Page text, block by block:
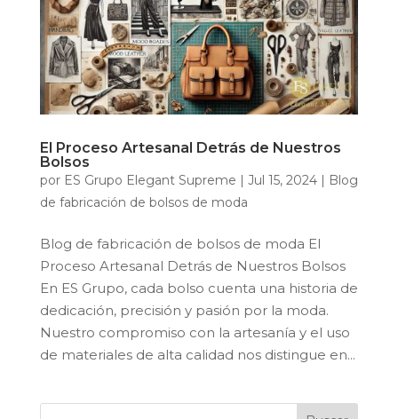
El Proceso Artesanal Detrás de Nuestros
Bolsos
por ES Grupo Elegant Supreme | Jul 15, 2024| Blog
de fabricación de bolsos de moda
Blog de fabricación de bolsos de moda El
Proceso Artesanal Detrás de Nuestros Bolsos
En ES Grupo, cada bolso cuenta una historia de
dedicación, precisión y pasión por la moda.
Nuestro compromiso con la artesanía y el uso
de materiales de alta calidad nos distingue en...